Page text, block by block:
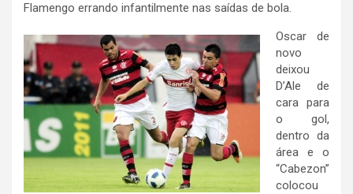
Flamengo errando infantilmente nas saídas de bola.
Oscar de
novo
deixou
D’Ale de
cara para
o gol,
dentro da
área e o
“Cabezon”
colocou